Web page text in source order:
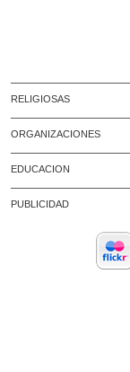
RELIGIOSAS
ORGANIZACIONES
EDUCACION
PUBLICIDAD